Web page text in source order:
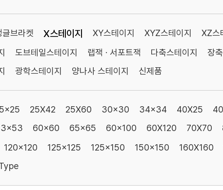
브라켓 X스테이지 XY스테이지 XYZ스테이지 XZ스
도브테일스테이지 랩잭 · 서포트잭 다축스테이지 장
광학스테이지 양나사 스테이지 신제품
25X42 25X60 30x30 34x34 40X25
60x60 65x65 60x100 60X120 70X70
120x120 125x125 125x150 150x150 160X160